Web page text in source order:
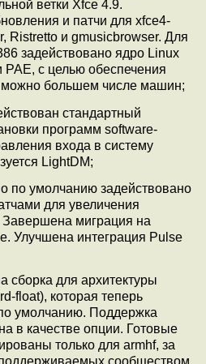
ветки Xfce 4.9.
и патчи для xfce4-
Ristretto и gmusicbrowser. Для
задействовано ядро Linux
PAE, с целью обеспечения
можно большем числе машин;
стандартный
программ software-
входа в систему
LightDM;
по умолчанию задействовано
для увеличения
Завершена миграция на
Улучшена интеграция Pulse
для архитектуры
float), которая теперь
умолчанию. Поддержка
в качестве опции. Готовые
только для armhf, за